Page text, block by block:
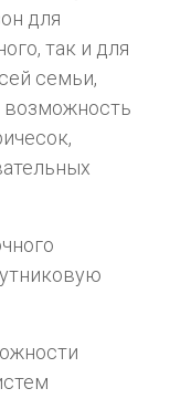
для
так и для
семьи,
возможность